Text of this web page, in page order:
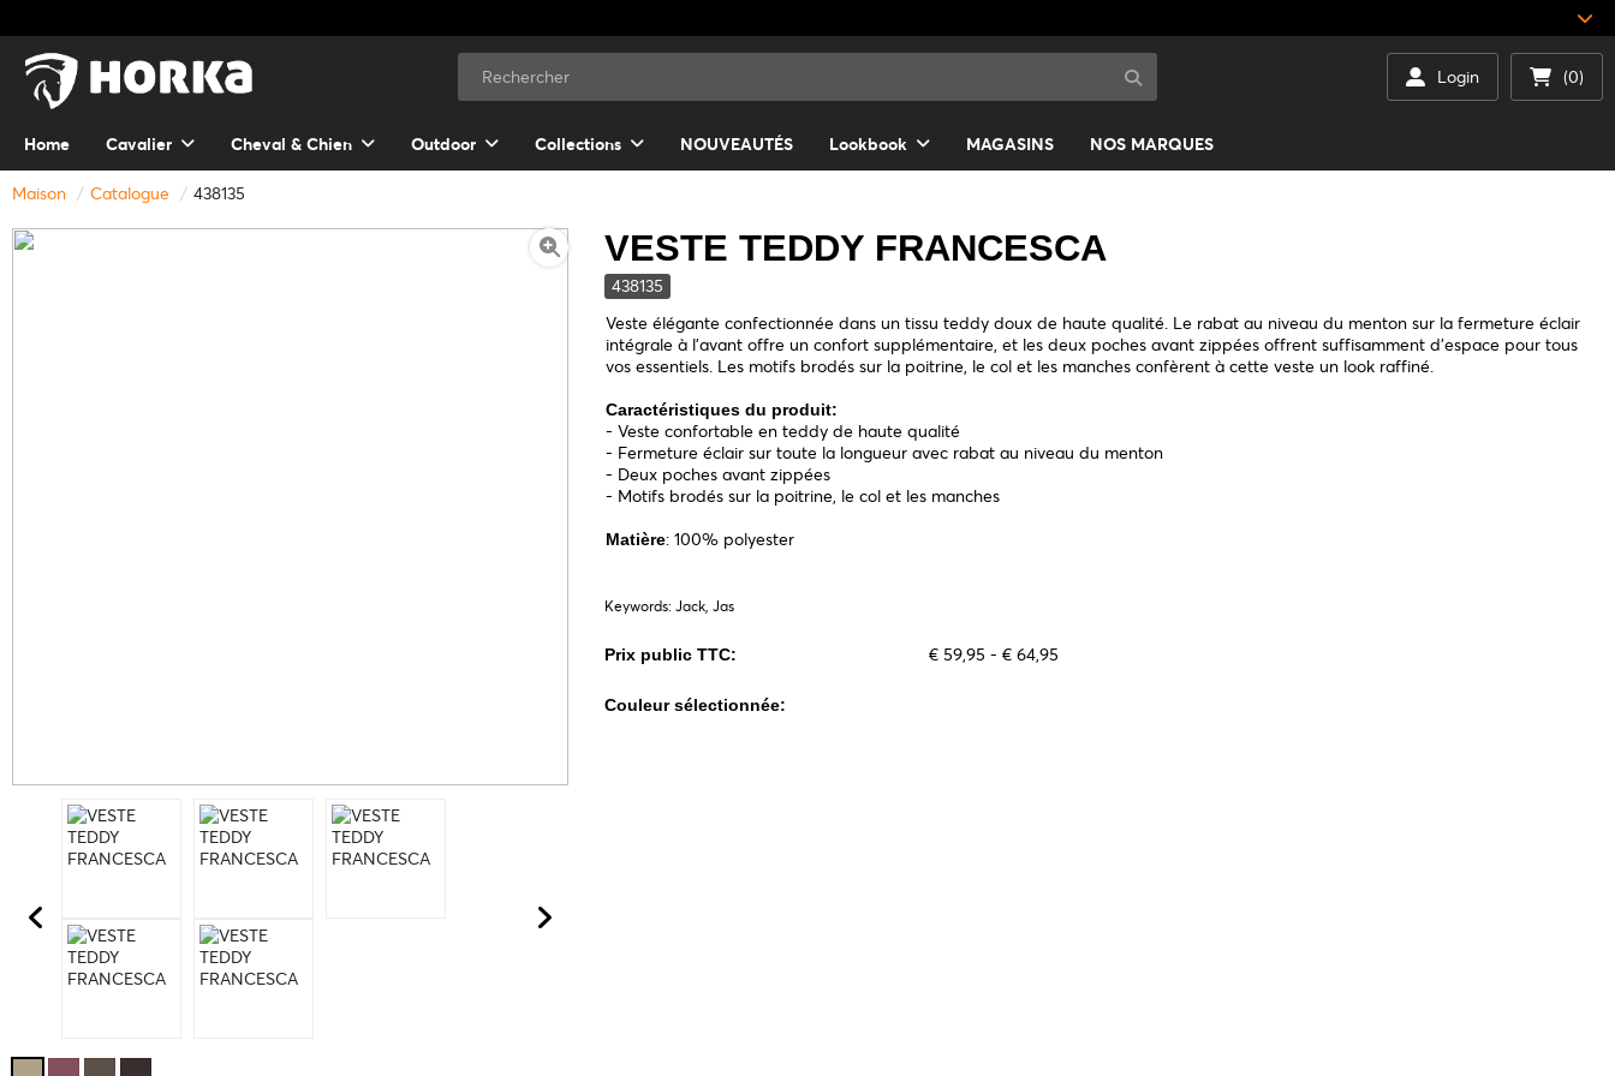
Login (0)
Home Cavalier Cheval & Chien Outdoor Collections NOUVEAUTÉS Lookbook MAGASINS NOS MARQUES
Maison Catalogue 438135
VESTE TEDDY FRANCESCA
438135
Veste élégante confectionnée dans un tissu teddy doux de haute qualité. Le rabat au niveau du menton sur la fermeture éclair
intégrale à l'avant offre un confort supplémentaire, et les deux poches avant zippées offrent suffisamment d'espace pour tous
vos essentiels. Les motifs brodés sur la poitrine, le col et les manches confèrent à cette veste un look raffiné.
Caractéristiques du produit:
- Veste confortable en teddy de haute qualité
- Fermeture éclair sur toute la longueur avec rabat au niveau du menton
- Deux poches avant zippées
- Motifs brodés sur la poitrine, le col et les manches
Matière: 100% polyester
Keywords: Jack, Jas
Prix public TTC: € 59,95 - € 64,95
Couleur sélectionnée: